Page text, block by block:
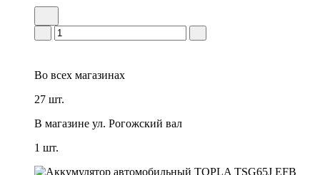
Во всех магазинах
27 шт.
В магазине ул. Рогожский вал
1 шт.